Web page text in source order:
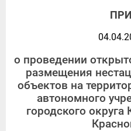
о проведении
размещения
объектов на
автономного
городского